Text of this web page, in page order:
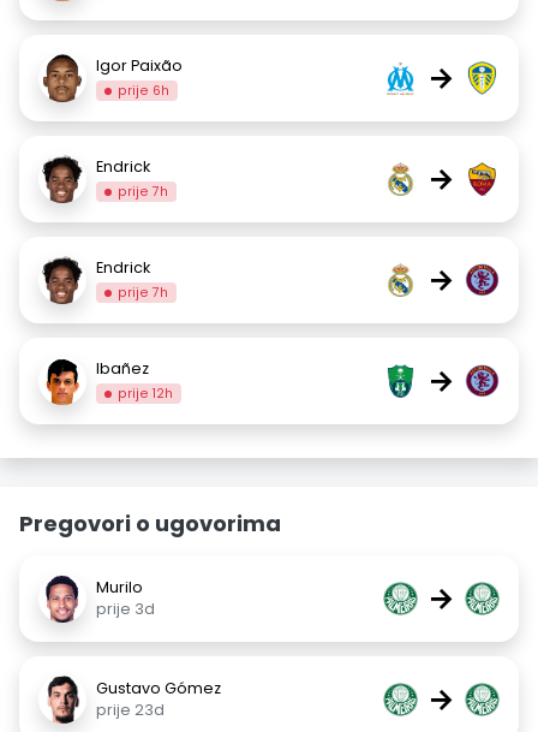
Igor Paixão
prije 6h →
Endrick
prije 7h →
Endrick
prije 7h →
Ibañez
prije 12h →
Pregovori o ugovorima
Murilo
prije 3d
→
Gustavo Gómez
prije 23d
→